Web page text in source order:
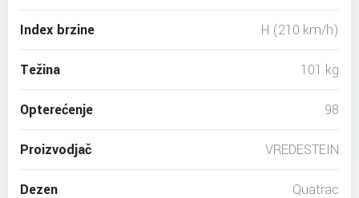
Index brzine H (210 km/h)
Težina 101 kg
Opterećenje 98
Proizvodjač VREDESTEIN
Dezen Quatrac